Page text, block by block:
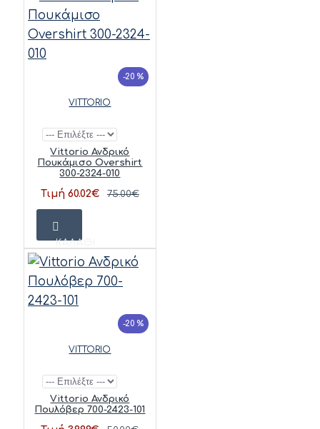
-20 %
VITTORIO
Vittorio Ανδρικό
Πουκάμισο Overshirt
300-2324-010
Τιμή 60.02€ 75.00€
ΚΑΛΆΘΙ
-20 %
VITTORIO
Vittorio Ανδρικό
Πουλόβερ 700-2423-101